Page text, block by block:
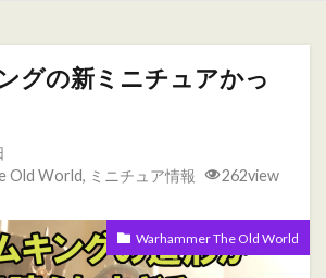
グの新ミニチュアかっ
Old World, ミニチュア情報
262view
Warhammer The Old World
Warhammer 40000
ー
オーガ
オーガキングダム
ド
ドワーフ
パッチノート
ファレホコン
ブレトニア